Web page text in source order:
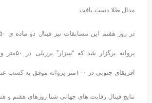
مدال طلا دست یافت.
پروانه برگزار
افریقای جنوبی در ١۰۰متر پروانه موفق به کسب عناوین برتر شدند.
نتایج فینال رقابت های جهانی شنا روزهای هفتم و